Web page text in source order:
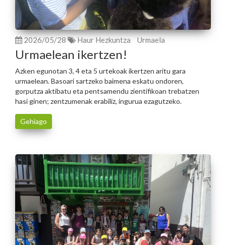
2026/05/28 Haur Hezkuntza Urmaela
Urmaelean ikertzen!
Azken egunotan 3, 4 eta 5 urtekoak ikertzen aritu gara
urmaelean. Basoari sartzeko baimena eskatu ondoren,
gorputza aktibatu eta pentsamendu zientifikoan trebatzen
hasi ginen; zentzumenak erabiliz, ingurua ezagutzeko.
Gehiago